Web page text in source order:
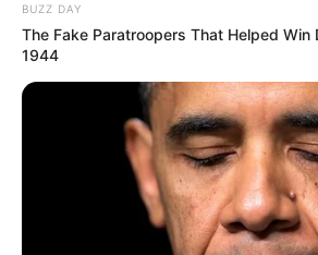
BUZZ DAY
The Fake Paratroopers That Helped Win
1944